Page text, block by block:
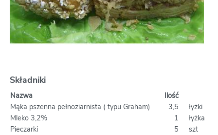
Składniki
Nazwa
Ilość
Mąka pszenna pełnoziarnista ( typu Graham)
3,5
łyżki
Mleko 3,2%
1
łyżka
Pieczarki
5
szt